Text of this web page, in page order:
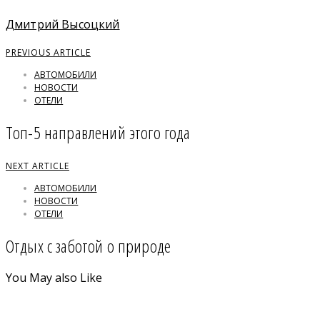
Дмитрий Высоцкий
PREVIOUS ARTICLE
АВТОМОБИЛИ
НОВОСТИ
ОТЕЛИ
Топ-5 направлений этого года
NEXT ARTICLE
АВТОМОБИЛИ
НОВОСТИ
ОТЕЛИ
Отдых с заботой о природе
You May also Like